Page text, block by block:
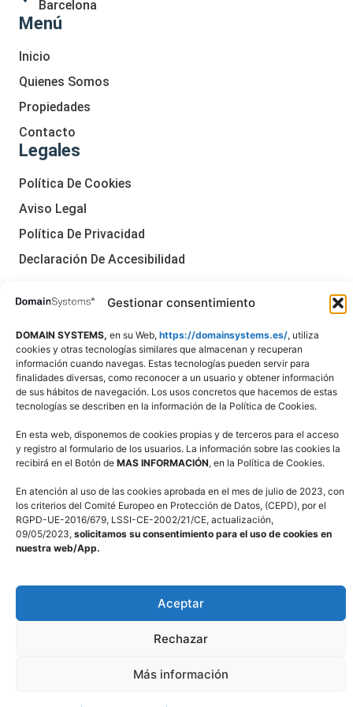
Gestionar consentimiento
DOMAIN SYSTEMS, en su Web, https://domainsystems.es/, utiliza
cookies y otras tecnologías similares que almacenan y recuperan
información cuando navegas. Estas tecnologías pueden servir para
finalidades diversas, como reconocer a un usuario y obtener información
de sus hábitos de navegación. Los usos concretos que hacemos de estas
tecnologías se describen en la información de la Política de Cookies.
En esta web, disponemos de cookies propias y de terceros para el acceso
y registro al formulario de los usuarios. La información sobre las cookies la
recibirá en el Botón de MAS INFORMACIÓN, en la Política de Cookies.
En atención al uso de las cookies aprobada en el mes de julio de 2023, con
los criterios del Comité Europeo en Protección de Datos, (CEPD), por el
RGPD-UE-2016/679, LSSI-CE-2002/21/CE, actualización,
09/05/2023, solicitamos su consentimiento para el uso de cookies en
nuestra web/App.
Aceptar
Rechazar
Más información
Menú
Inicio
Quienes Somos
Propiedades
Contacto
Legales
Política De Cookies
Aviso Legal
Política De Privacidad
Declaración De Accesibilidad
Barcelona